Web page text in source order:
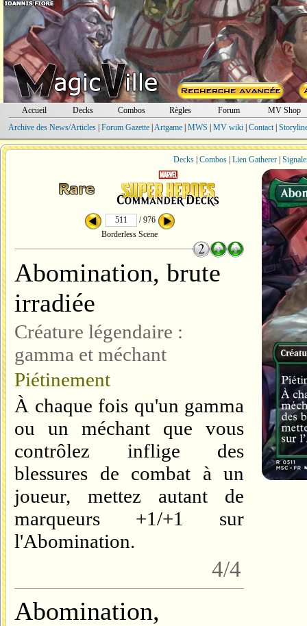
Accueil Decks Combos Règles Forum
MV Shop
Archive des News/Articles| Forum Gazette| Artgame| MWS MV wiki| Contact|
Decks| Combos| Lien Gatherer|
/ 976
Borderless Scene
Abomination, brute
irradiée
Créature légendaire :
gamma et méchant
Piétinement
À chaque fois qu'un gamma
ou un méchant que vous
contrôlez inflige des
blessures de combat à un
joueur, mettez autant de
marqueurs +1/+1 sur
l'Abomination.
4/4
Abomination,